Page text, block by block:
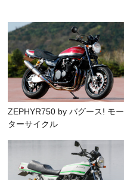
ZEPHYR750 by バグース! モー
ターサイクル